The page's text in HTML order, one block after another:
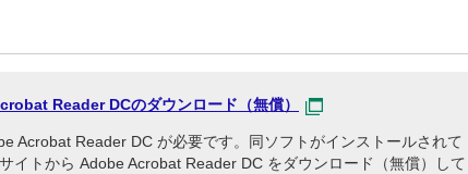
Reader DCのダウンロード（無償）
Acrobat Reader DC が必要です。同ソフトがインストールされて
イトから Adobe Acrobat Reader DC をダウンロード（無償）して